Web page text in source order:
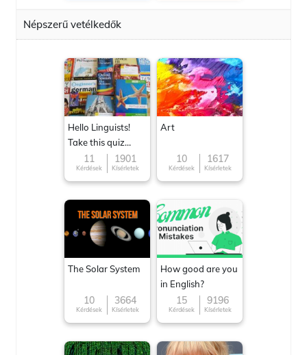
Népszerű vetélkedők
Hello Linguists!
Take this quiz
now!11
Kérdések
1901
Kísérletek
Art
10
Kérdések
1617
Kísérletek
The Solar System
10
Kérdések
3664
Kísérletek
How good are you
in English?
15
Kérdések
9196
Kísérletek